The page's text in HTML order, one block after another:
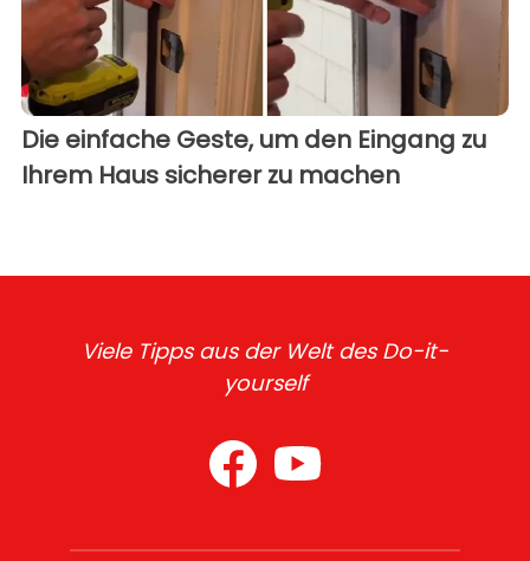
Die einfache Geste, um den Eingang zu
Ihrem Haus sicherer zu machen
Viele Tipps aus der Welt des Do-it-
yourself